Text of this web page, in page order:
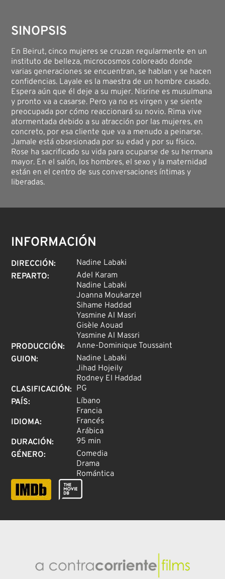
SINOPSIS
En Beirut, cinco mujeres se cruzan regularmente en un
instituto de belleza, microcosmos coloreado donde
varias generaciones se encuentran, se hablan y se hacen
confidencias. Layale es la maestra de un hombre casado.
Espera aún que él deje a su mujer. Nisrine es musulmana
y pronto va a casarse. Pero ya no es virgen y se siente
preocupada por cómo reaccionará su novio. Rima vive
atormentada debido a su atracción por las mujeres, en
concreto, por esa cliente que va a menudo a peinarse.
Jamale está obsesionada por su edad y por su físico.
Rose ha sacrificado su vida para ocuparse de su hermana
mayor. En el salón, los hombres, el sexo y la maternidad
están en el centro de sus conversaciones íntimas y
liberadas.
INFORMACIÓN
DIRECCIÓN:
Nadine Labaki
REPARTO:
Adel Karam
Nadine Labaki
Joanna Moukarzel
Sihame Haddad
Yasmine Al Masri
Gisèle Aouad
Yasmine Al Massri
PRODUCCIÓN:
Anne-Dominique Toussaint
GUION:
Nadine Labaki
Jihad Hojeily
Rodney El Haddad
CLASIFICACIÓN: PG
PAÍS:
Líbano
Francia
IDIOMA:
Francés
Arábica
DURACIÓN:
95 min
GÉNERO:
Comedia
Drama
Romántica